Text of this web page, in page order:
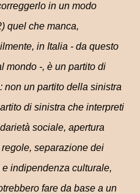
in un modo
quel che manca,
in Italia - da questo
mondo -, è un partito di
non un partito della sinistra
di sinistra che interpreti
sociale, apertura
separazione dei
indipendenza culturale,
fare da base a un